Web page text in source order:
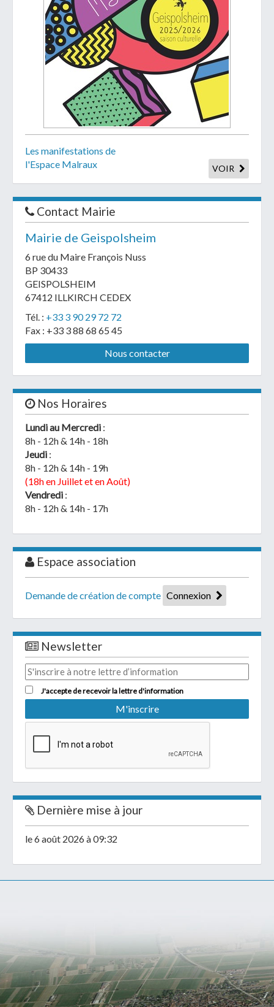
Les manifestations de
l'Espace Malraux
VOIR
Contact Mairie
Mairie de Geispolsheim
6 rue du Maire François Nuss
BP 30433
GEISPOLSHEIM
67412 ILLKIRCH CEDEX
Tél. : +33 3 90 29 72 72
Fax : +33 3 88 68 65 45
Nous contacter
Nos Horaires
Lundi au Mercredi :
8h - 12h & 14h - 18h
Jeudi :
8h - 12h & 14h - 19h
(18h en Juillet et en Août)
Vendredi :
8h - 12h & 14h - 17h
Espace association
Demande de création de compte Connexion
Newsletter
J'accepte de recevoir la lettre d'information
Dernière mise à jour
le 6 août 2026 à 09:32